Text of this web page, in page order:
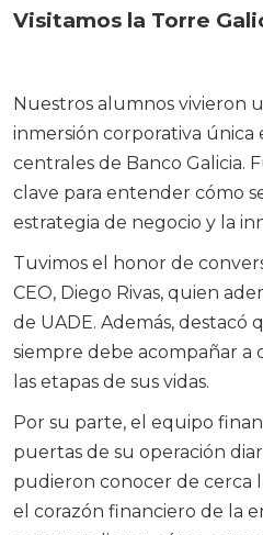
Visitamos la Torre
Nuestros alumnos vivieron
inmersión corporativa única
centrales de Banco Galicia.
clave para entender cómo
estrategia de negocio y la
Tuvimos el honor de
CEO, Diego Rivas, quien
de UADE. Además, destacó
siempre debe acompañar a
las etapas de sus vidas.
Por su parte, el equipo
puertas de su operación
pudieron conocer de cerca
el corazón financiero de la